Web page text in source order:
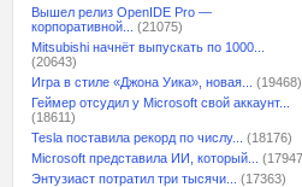
Вышел релиз OpenIDE Pro —
корпоративной...
(21075)
Mitsubishi начнёт выпускать по 1000...
(20643)
Игра в стиле «Джона Уика», новая...
(19468)
Геймер отсудил у Microsoft свой аккаунт...
(18611)
Tesla поставила рекорд по числу...
(18176)
Microsoft представила ИИ, который...
Энтузиаст потратил три тысячи...
(17363)